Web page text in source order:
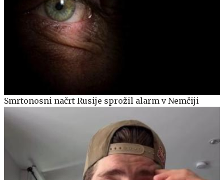
Smrtonosni načrt Rusije sprožil alarm v Nemčiji